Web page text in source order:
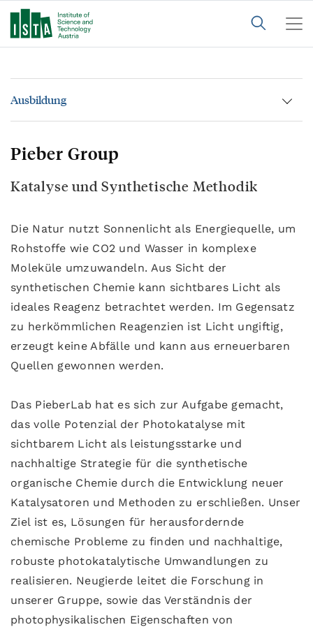
Ausbildung
Pieber Group
Katalyse und Synthetische Methodik
Die Natur nutzt Sonnenlicht als Energiequelle, um
Rohstoffe wie CO2 und Wasser in komplexe
Moleküle umzuwandeln. Aus Sicht der
synthetischen Chemie kann sichtbares Licht als
ideales Reagenz betrachtet werden. Im Gegensatz
zu herkömmlichen Reagenzien ist Licht ungiftig,
erzeugt keine Abfälle und kann aus erneuerbaren
Quellen gewonnen werden.
Das PieberLab hat es sich zur Aufgabe gemacht,
das volle Potenzial der Photokatalyse mit
sichtbarem Licht als leistungsstarke und
nachhaltige Strategie für die synthetische
organische Chemie durch die Entwicklung neuer
Katalysatoren und Methoden zu erschließen. Unser
Ziel ist es, Lösungen für herausfordernde
chemische Probleme zu finden und nachhaltige,
robuste photokatalytische Umwandlungen zu
realisieren. Neugierde leitet die Forschung in
unserer Gruppe, sowie das Verständnis der
photophysikalischen Eigenschaften von